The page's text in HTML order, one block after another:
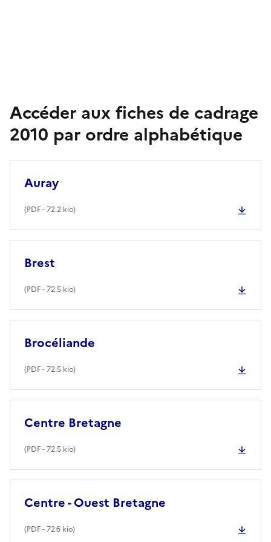
Accéder aux fiches de cadrage
2010 par ordre alphabétique
Auray
(PDF- 72.2 kio)
Brest
(PDF- 72.5 kio)
Brocéliande
(PDF- 72.5 kio)
Centre Bretagne
(PDF- 72.5 kio)
Centre - Ouest Bretagne
(PDF- 72.6 kio)